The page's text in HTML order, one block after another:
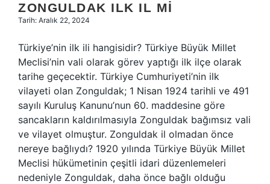
ZONGULDAK ILK IL MI
Tarih: Aralık 22, 2024
Türkiye’nin ilk ili hangisidir? Türkiye Büyük Millet
Meclisi’nin vali olarak görev yaptığı ilk ilçe olarak
tarihe geçecektir. Türkiye Cumhuriyeti’nin ilk
vilayeti olan Zonguldak; 1 Nisan 1924 tarihli ve 491
sayılı Kuruluş Kanunu’nun 60. maddesine göre
sancakların kaldırılmasıyla Zonguldak bağımsız vali
ve vilayet olmuştur. Zonguldak il olmadan önce
nereye bağlıydı? 1920 yılında Türkiye Büyük Millet
Meclisi hükümetinin çeşitli idari düzenlemeleri
nedeniyle Zonguldak, daha önce bağlı olduğu